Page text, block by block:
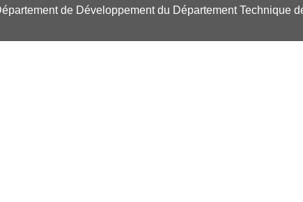
de Développement du Département Technique